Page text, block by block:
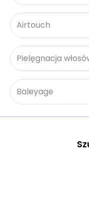
Airtouch
Pielęgnacja
Baleyage